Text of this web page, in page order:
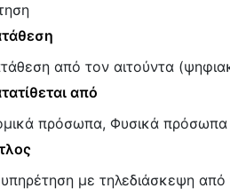
από τον αιτούντα
από
πρόσωπα, Φυσικά πρόσωπα
με τηλεδιάσκεψη